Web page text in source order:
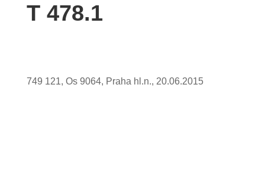
T 478.1
749 121, Os 9064, Praha hl.n., 20.06.2015